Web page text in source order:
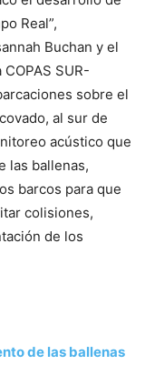
Real”,
Buchan y el
SUR-
sobre el
al sur de
acústico que
las ballenas,
barcos para que
colisiones,
de los
de las ballenas